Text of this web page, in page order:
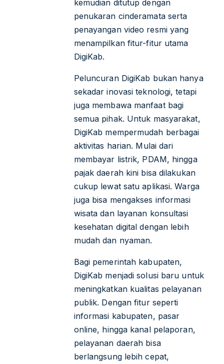
kemudian ditutup dengan
penukaran cinderamata serta
penayangan video resmi yang
menampilkan fitur-fitur utama
DigiKab.
Peluncuran DigiKab bukan hanya
sekadar inovasi teknologi, tetapi
juga membawa manfaat bagi
semua pihak. Untuk masyarakat,
DigiKab mempermudah berbagai
aktivitas harian. Mulai dari
membayar listrik, PDAM, hingga
pajak daerah kini bisa dilakukan
cukup lewat satu aplikasi. Warga
juga bisa mengakses informasi
wisata dan layanan konsultasi
kesehatan digital dengan lebih
mudah dan nyaman.
Bagi pemerintah kabupaten,
DigiKab menjadi solusi baru untuk
meningkatkan kualitas pelayanan
publik. Dengan fitur seperti
informasi kabupaten, pasar
online, hingga kanal pelaporan,
pelayanan daerah bisa
berlangsung lebih cepat,